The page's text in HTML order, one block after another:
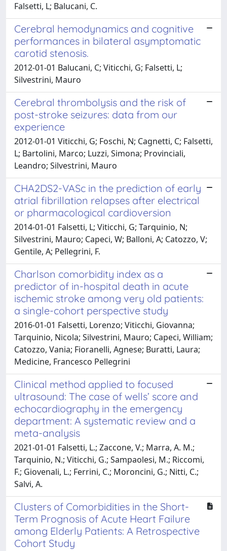
Falsetti, L; Balucani, C.
Cerebral hemodynamics and cognitive
performances in bilateral asymptomatic
carotid stenosis.
2012-01-01 Balucani, C; Viticchi, G; Falsetti, L;
Silvestrini, Mauro
Cerebral thrombolysis and the risk of
post-stroke seizures: data from our
experience
2012-01-01 Viticchi, G; Foschi, N; Cagnetti, C; Falsetti,
L; Bartolini, Marco; Luzzi, Simona; Provinciali,
Leandro; Silvestrini, Mauro
CHA2DS2-VASc in the prediction of early
atrial fibrillation relapses after electrical
or pharmacological cardioversion
2014-01-01 Falsetti, L; Viticchi, G; Tarquinio, N;
Silvestrini, Mauro; Capeci, W; Balloni, A; Catozzo, V;
Gentile, A; Pellegrini, F.
Charlson comorbidity index as a
predictor of in-hospital death in acute
ischemic stroke among very old patients:
a single-cohort perspective study
2016-01-01 Falsetti, Lorenzo; Viticchi, Giovanna;
Tarquinio, Nicola; Silvestrini, Mauro; Capeci, William;
Catozzo, Vania; Fioranelli, Agnese; Buratti, Laura;
Medicine, Francesco Pellegrini
Clinical method applied to focused
ultrasound: The case of wells’ score and
echocardiography in the emergency
department: A systematic review and a
meta-analysis
2021-01-01 Falsetti, L.; Zaccone, V.; Marra, A. M.;
Tarquinio, N.; Viticchi, G.; Sampaolesi, M.; Riccomi,
F.; Giovenali, L.; Ferrini, C.; Moroncini, G.; Nitti, C.;
Salvi, A.
Clusters of Comorbidities in the Short-
Term Prognosis of Acute Heart Failure
among Elderly Patients: A Retrospective
Cohort Study